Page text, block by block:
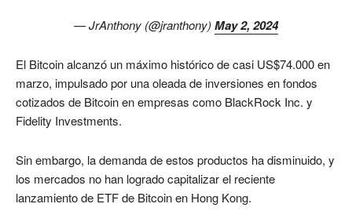
— JrAnthony (@jranthony) May 2, 2024
El Bitcoin alcanzó un máximo histórico de casi US$74.000 en
marzo, impulsado por una oleada de inversiones en fondos
cotizados de Bitcoin en empresas como BlackRock Inc. y
Fidelity Investments.
Sin embargo, la demanda de estos productos ha disminuido, y
los mercados no han logrado capitalizar el reciente
lanzamiento de ETF de Bitcoin en Hong Kong.